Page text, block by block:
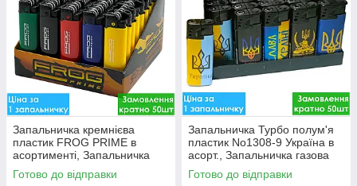
Запальничка кремнієва
пластик FROG PRIME в
асортименті, Запальничка
газова, Запальничка
пластикова
Готово до відправки
Запальничка Турбо полум'я
пластик No1308-9 Україна в
асорт., Запальничка газова
Готово до відправки